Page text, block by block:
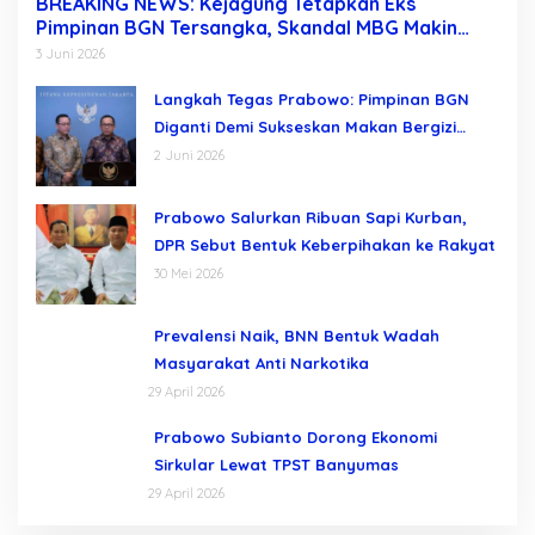
Pimpinan BGN Tersangka, Skandal MBG Makin
Terkuak Usai Dadan Hindayana Dicopot
3 Juni 2026
Langkah Tegas Prabowo: Pimpinan BGN
Diganti Demi Sukseskan Makan Bergizi
Gratis
2 Juni 2026
Prabowo Salurkan Ribuan Sapi Kurban,
DPR Sebut Bentuk Keberpihakan ke Rakyat
30 Mei 2026
Prevalensi Naik, BNN Bentuk Wadah
Masyarakat Anti Narkotika
29 April 2026
Prabowo Subianto Dorong Ekonomi
Sirkular Lewat TPST Banyumas
29 April 2026